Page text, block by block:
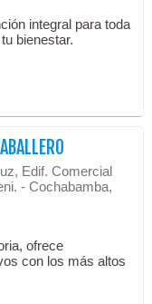
integral para toda
bienestar.
Edif. Comercial
- Cochabamba,
ofrece
con los más altos